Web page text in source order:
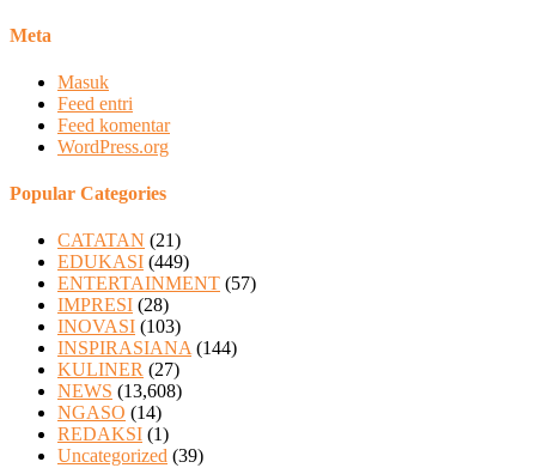
Meta
Masuk
Feed entri
Feed komentar
WordPress.org
Popular Categories
CATATAN (21)
EDUKASI (449)
ENTERTAINMENT (57)
IMPRESI (28)
INOVASI (103)
INSPIRASIANA (144)
KULINER (27)
NEWS (13,608)
NGASO (14)
REDAKSI (1)
Uncategorized (39)